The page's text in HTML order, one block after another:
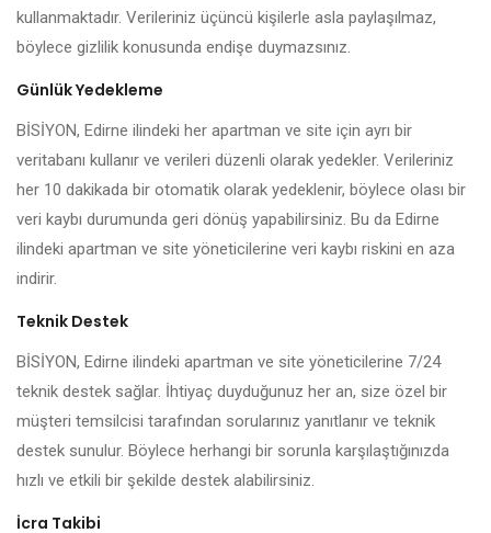
kullanmaktadır. Verileriniz üçüncü kişilerle asla paylaşılmaz,
böylece gizlilik konusunda endişe duymazsınız.
Günlük Yedekleme
BİSİYON, Edirne ilindeki her apartman ve site için ayrı bir
veritabanı kullanır ve verileri düzenli olarak yedekler. Verileriniz
her 10 dakikada bir otomatik olarak yedeklenir, böylece olası bir
veri kaybı durumunda geri dönüş yapabilirsiniz. Bu da Edirne
ilindeki apartman ve site yöneticilerine veri kaybı riskini en aza
indirir.
Teknik Destek
BİSİYON, Edirne ilindeki apartman ve site yöneticilerine 7/24
teknik destek sağlar. İhtiyaç duyduğunuz her an, size özel bir
müşteri temsilcisi tarafından sorularınız yanıtlanır ve teknik
destek sunulur. Böylece herhangi bir sorunla karşılaştığınızda
hızlı ve etkili bir şekilde destek alabilirsiniz.
İcra Takibi